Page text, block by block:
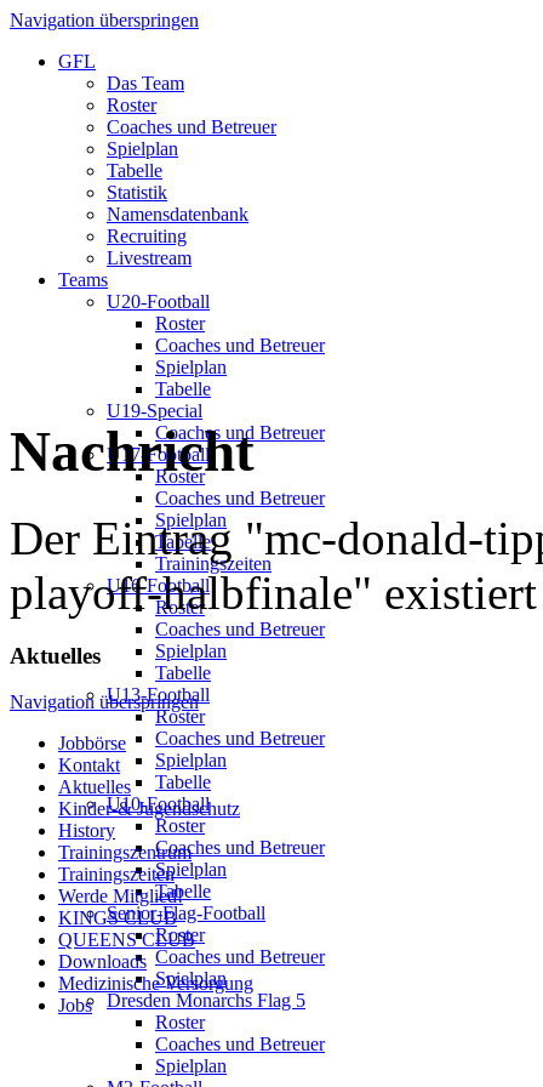
Navigation überspringen
GFL
Das Team
Roster
Coaches und Betreuer
Spielplan
Tabelle
Statistik
Namensdatenbank
Recruiting
Livestream
Teams
U20-Football
Roster
Coaches und Betreuer
Spielplan
Tabelle
U19-Special
Coaches und Betreuer
U17-Football
Roster
Coaches und Betreuer
Spielplan
Tabelle
Trainingszeiten
U16-Football
Roster
Coaches und Betreuer
Spielplan
Tabelle
U13-Football
Roster
Coaches und Betreuer
Spielplan
Tabelle
U10-Football
Roster
Coaches und Betreuer
Spielplan
Tabelle
Senior-Flag-Football
Roster
Coaches und Betreuer
Spielplan
Dresden Monarchs Flag 5
Roster
Coaches und Betreuer
Spielplan
Nachricht
Der Eintrag "mc-donald-
playoff-halbfinale"
Aktuelles
Navigation überspringen
Jobbörse
Kontakt
Aktuelles
Kinder-& Jugendschutz
History
Trainingszentrum
Trainingszeiten
Werde Mitglied!
KINGS CLUB
QUEENS CLUB
Downloads
Medizinische Versorgung
Jobs